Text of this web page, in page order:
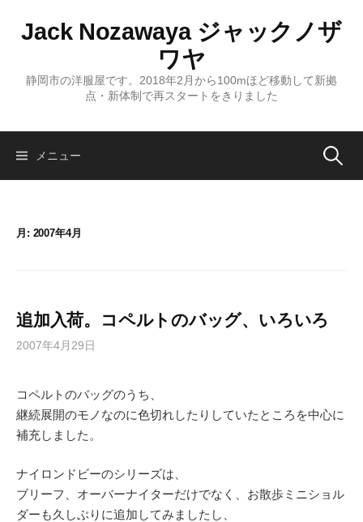
ス
Jack Nozawaya ジャックノザ
ワヤ
静岡市の洋服屋です。2018年2月から100mほど移動して新拠
点・新体制で再スタートをきりました
メニュー 検
月: 2007年4月
追加入荷。コペルトのバッグ、いろいろ
2007年4月29日
コペルトのバッグのうち、
継続展開のモノなのに色切れしたりしていたところを中心に
補充しました。
ナイロンドビーのシリーズは、
ブリーフ、オーバーナイターだけでなく、お散歩ミニショル
ダーも久しぶりに追加してみましたし、